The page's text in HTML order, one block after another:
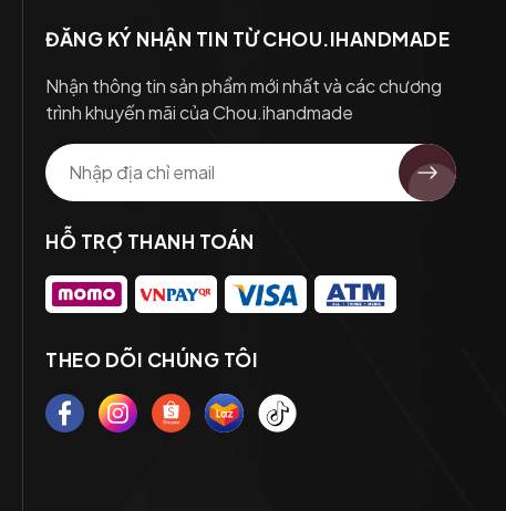
ĐĂNG KÝ NHẬN TIN TỪ CHOU.IHANDMADE
Nhận thông tin sản phẩm mới nhất và các chương
trình khuyến mãi của Chou.ihandmade
HỖ TRỢ THANH TOÁN
THEO DÕI CHÚNG TÔI